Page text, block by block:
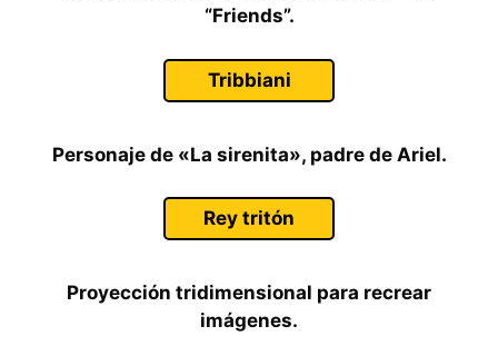
“Friends”.
Tribbiani
Personaje de «La sirenita», padre de Ariel.
Rey tritón
Proyección tridimensional para recrear
imágenes.